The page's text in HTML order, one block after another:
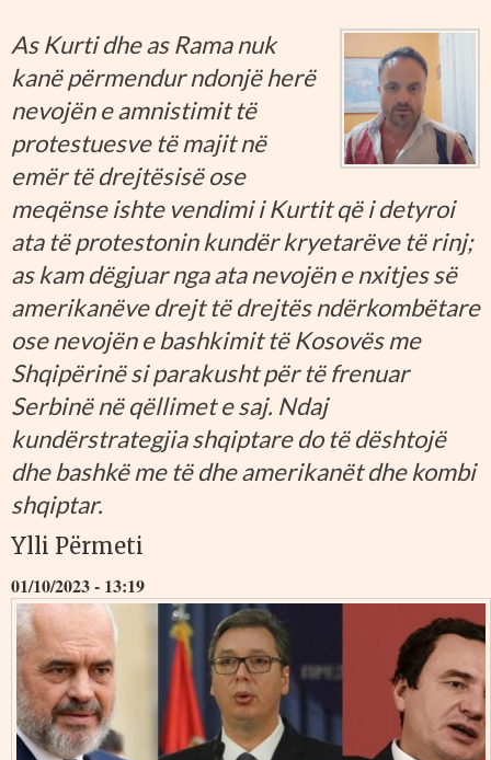
As Kurti dhe as Rama nuk
kanë përmendur ndonjë herë
nevojën e amnistimit të
protestuesve të majit në
emër të drejtësisë ose
meqënse ishte vendimi i Kurtit që i detyroi
ata të protestonin kundër kryetarëve të rinj;
as kam dëgjuar nga ata nevojën e nxitjes së
amerikanëve drejt të drejtës ndërkombëtare
ose nevojën e bashkimit të Kosovës me
Shqipërinë si parakusht për të frenuar
Serbinë në qëllimet e saj. Ndaj
kundërstrategjia shqiptare do të dështojë
dhe bashkë me të dhe amerikanët dhe kombi
shqiptar.
Ylli Përmeti
01/10/2023 - 13:19